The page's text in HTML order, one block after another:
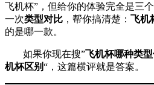
飞机杯”，但给你的体验完全是三
一次类型对比 ，帮你搞清楚： 飞机
的是哪一款。
如果你现在搜”飞机杯哪种类
机杯区别“，这篇横评就是答案。